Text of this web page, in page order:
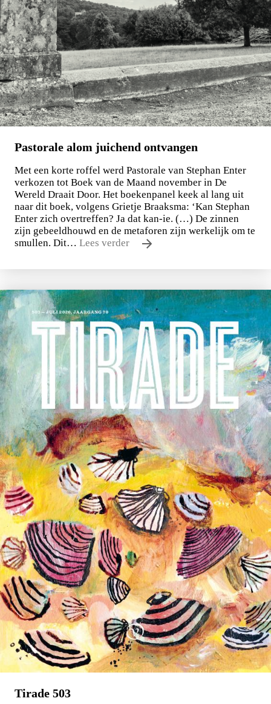
Stephan Enter
Pastorale
€23,99
BESTEL
Pastorale alom juichend ontvangen
Met een korte roffel werd Pastorale van Stephan Enter
verkozen tot Boek van de Maand november in De
Wereld Draait Door. Het boekenpanel keek al lang uit
naar dit boek, volgens Grietje Braaksma: ‘Kan Stephan
Enter zich overtreffen? Ja dat kan-ie. (…) De zinnen
zijn gebeeldhouwd en de metaforen zijn werkelijk om te
smullen. Dit… Lees verder
Tirade 503